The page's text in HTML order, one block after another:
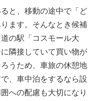
と、移動の途中で「ど
ます。そんなとき候補
の駅「コスモール大
隣接していて買い物が
うため、車旅の休憩地
、車中泊をするなら設
への配慮も大切になり